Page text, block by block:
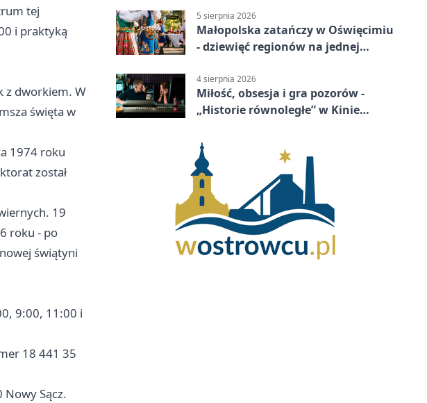
tej
i praktyką
z dworkiem. W
święta w
1974 roku
został
19
roku - po
świątyni
9:00, 11:00 i
18 441 35
Nowy Sącz.
5 sierpnia 2026
Małopolska zatańczy w Oświęcimiu
- dziewięć regionów na jednej
4 sierpnia 2026
Miłość, obsesja i gra pozorów -
„Historie równoległe” w Kinie